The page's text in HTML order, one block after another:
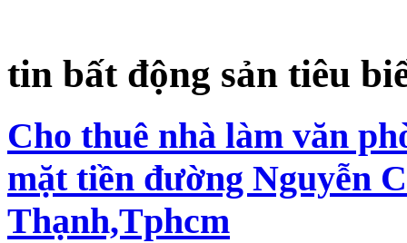
tin bất động sản tiêu
Cho thuê nhà làm văn
mặt tiền đường Nguyễn
Thạnh,Tphcm